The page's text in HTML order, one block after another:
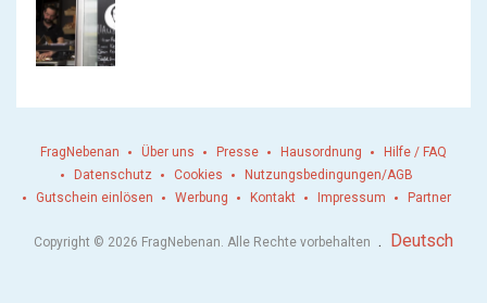
FragNebenan Über uns Presse Hausordnung
Hilfe / FAQ
Datenschutz
Cookies
Nutzungsbedingungen/AGB
Gutschein einlösen
Werbung Kontakt Impressum Partner
Copyright © 2026 FragNebenan. Alle Rechte vorbehalten . Deutsch